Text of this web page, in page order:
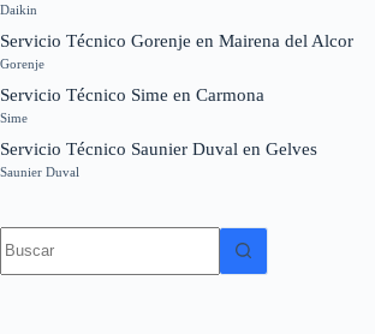
Daikin
Servicio Técnico Gorenje en Mairena del Alcor
Gorenje
Servicio Técnico Sime en Carmona
Sime
Servicio Técnico Saunier Duval en Gelves
Saunier Duval
resultados